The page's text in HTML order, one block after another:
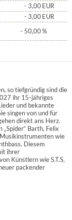
- 3,00EUR
- 3,00EUR
- 50,00%
so tiefgründig sind die
ihr 15-jähriges
und bekannte
singen von und für
direkt ans Herz.
Barth, Felix
wie
Diesem
ihrer
Künstlern wie S.T.S,
packender